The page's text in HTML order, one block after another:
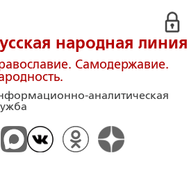
народная линия
Самодержавие.
аналитическая